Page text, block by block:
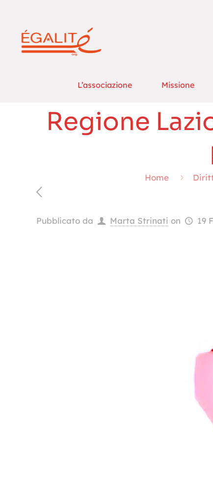
L’associazione Missione
Regione
Home
Pubblicato da Marta Strinati on 19